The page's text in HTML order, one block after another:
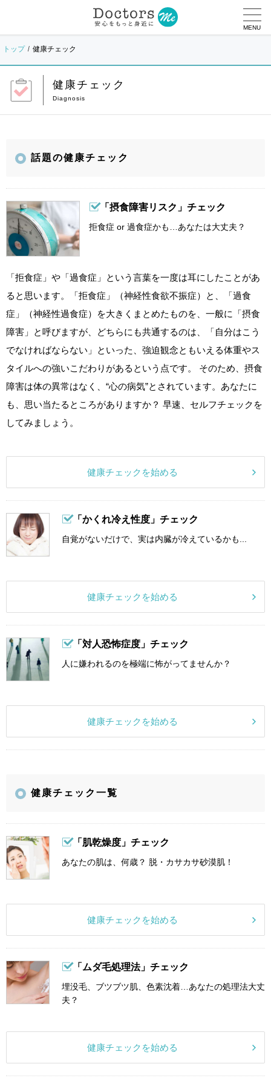
MENU
トップ 健康チェック
健康チェック
話題の健康チェック
「摂食障害リスク」チェック
拒食症 or 過食症かも…あなたは大丈夫？
「拒食症」や「過食症」という言葉を一度は耳にしたことがあ
ると思います。「拒食症」（神経性食欲不振症）と、「過食
症」（神経性過食症）を大きくまとめたものを、一般に「摂食
障害」と呼びますが、どちらにも共通するのは、「自分はこう
でなければならない」といった、強迫観念ともいえる体重やス
タイルへの強いこだわりがあるという点です。 そのため、摂食
障害は体の異常はなく、“心の病気”とされています。あなたに
も、思い当たるところがありますか？ 早速、セルフチェックを
してみましょう。
健康チェックを始める
「かくれ冷え性度」チェック
自覚がないだけで、実は内臓が冷えているかも...
健康チェックを始める
「対人恐怖症度」チェック
人に嫌われるのを極端に怖がってませんか？
健康チェックを始める
健康チェック一覧
「肌乾燥度」チェック
あなたの肌は、何歳？ 脱・カサカサ砂漠肌！
健康チェックを始める
「ムダ毛処理法」チェック
埋没毛、ブツブツ肌、色素沈着…あなたの処理法大丈
夫？
健康チェックを始める